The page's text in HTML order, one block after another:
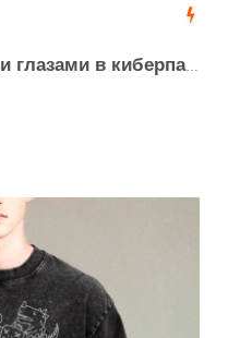
в киберпанк стиле